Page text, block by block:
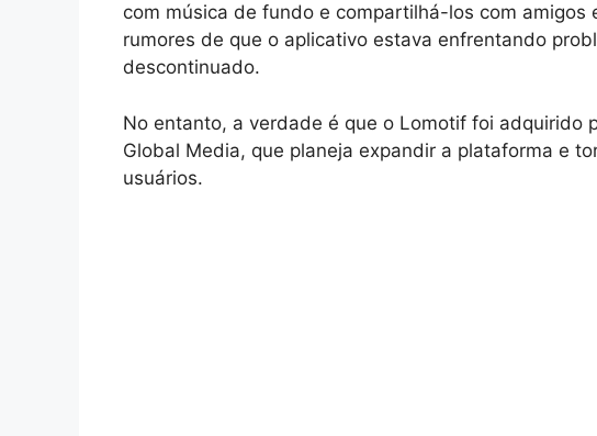
com música de fundo e compartilhá-los com amigos
rumores de que o aplicativo estava enfrentando
descontinuado.
No entanto, a verdade é que o Lomotif foi adquirido
Global Media, que planeja expandir a plataforma e
usuários.